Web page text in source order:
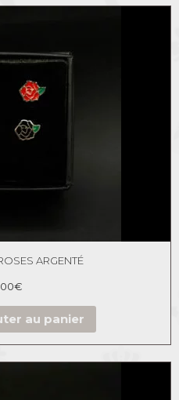
ARGENTÉ
€
au panier